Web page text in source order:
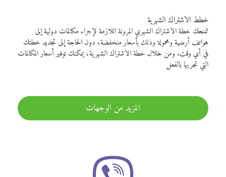
خطط الاشتراك الشهرية
تمنحك خطة الاشتراك الشهري المرونة اللازمة لإجراء مكالمات دولية إلى
هواتف أرضية ومحمولة وذلك بأسعار منخفضة، دون الحاجة إلى تجديد خطتك
في أي وقت. ومن خلال خطة الاشتراك الشهرية، يمكنك توفير أسعار المكالمات
التي تجريها بالفعل
المزيد من الوجهات